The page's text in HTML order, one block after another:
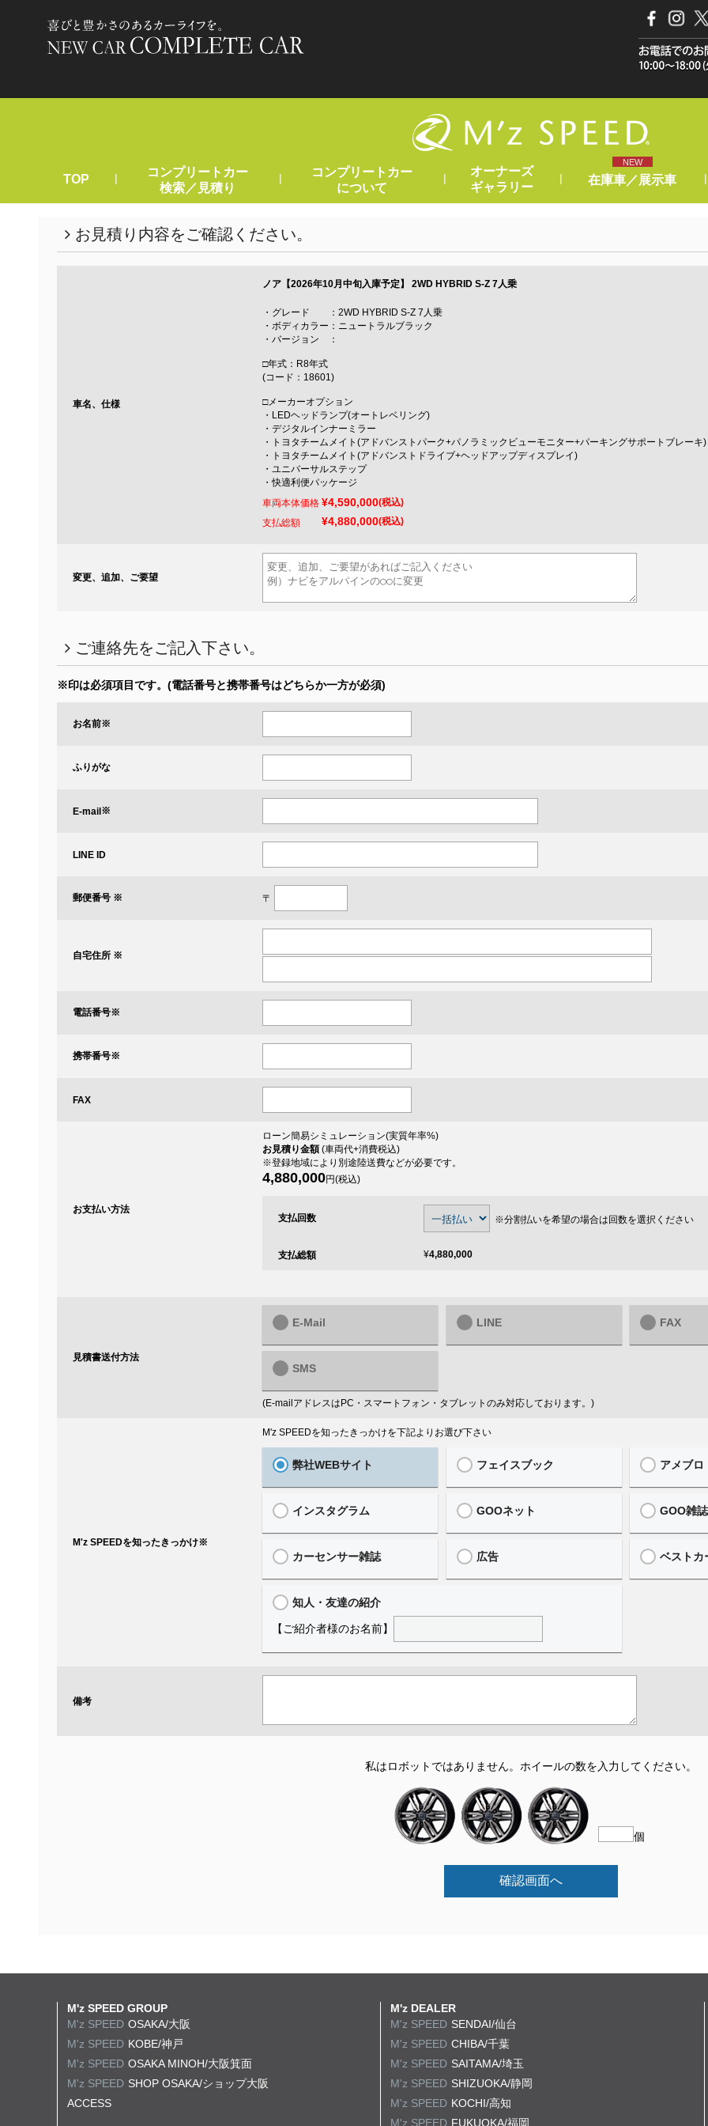
TOP |
コンプリートカー
検索／見積り
|
コンプリートカー
について
|
オーナーズ
ギャラリー
|
NEW
在庫車／展示車 |
お見積り内容をご確認ください。
車名、仕様
ノア【2026年10月中旬入庫予定】 2WD HYBRID S-Z 7人乗
・グレード ：2WD HYBRID S-Z 7人乗
・ボディカラー：ニュートラルブラック
・バージョン ：
□年式：R8年式
(コード：18601)
□メーカーオプション
・LEDヘッドランプ(オートレベリング)
・デジタルインナーミラー
・トヨタチームメイト(アドバンストパーク+パノラミックビューモニター+パーキングサポートブレーキ)
・トヨタチームメイト(アドバンストドライブ+ヘッドアップディスプレイ)
・ユニバーサルステップ
・快適利便パッケージ
車両本体価格 ¥4,590,000(税込)
支払総額 ¥4,880,000(税込)
変更、追加、ご要望
ご連絡先をご記入下さい。
※印は必須項目です。 (電話番号と携帯番号はどちらか一方が必須)
お名前※
ふりがな
E-mail※
LINE ID
郵便番号 ※ 〒
自宅住所 ※
電話番号※
携帯番号※
FAX
お支払い方法
ローン簡易シミュレーション(実質年率%)
お見積り金額(車両代+消費税込)
※登録地域により別途陸送費などが必要です。
4,880,000円(税込)
支払回数 ※分割払いを希望の場合は回数を選択ください
支払総額 ¥4,880,000
見積書送付方法
E-Mail LINE FAX
SMS
(E-mailアドレスはPC・スマートフォン・タブレットのみ対応しております。)
M'z SPEEDを知ったきっかけ※
M'z SPEEDを知ったきっかけを下記よりお選び下さい
弊社WEBサイト フェイスブック アメブロ
インスタグラム GOOネット GOO雑誌
カーセンサー雑誌 広告 ベストカ
知人・友達の紹介
【ご紹介者様のお名前】
備考
私はロボットではありません。 ホイールの数を入力してください。
個
確認画面へ
M'z SPEED GROUP
M'z SPEED OSAKA/大阪
M'z SPEED KOBE/神戸
M'z SPEED OSAKA MINOH/大阪箕面
M'z SPEED SHOP OSAKA/ショップ大阪
ACCESS
M'z DEALER
M'z SPEED SENDAI/仙台
M'z SPEED CHIBA/千葉
M'z SPEED SAITAMA/埼玉
M'z SPEED SHIZUOKA/静岡
M'z SPEED KOCHI/高知
M'z SPEED FUKUOKA/福岡